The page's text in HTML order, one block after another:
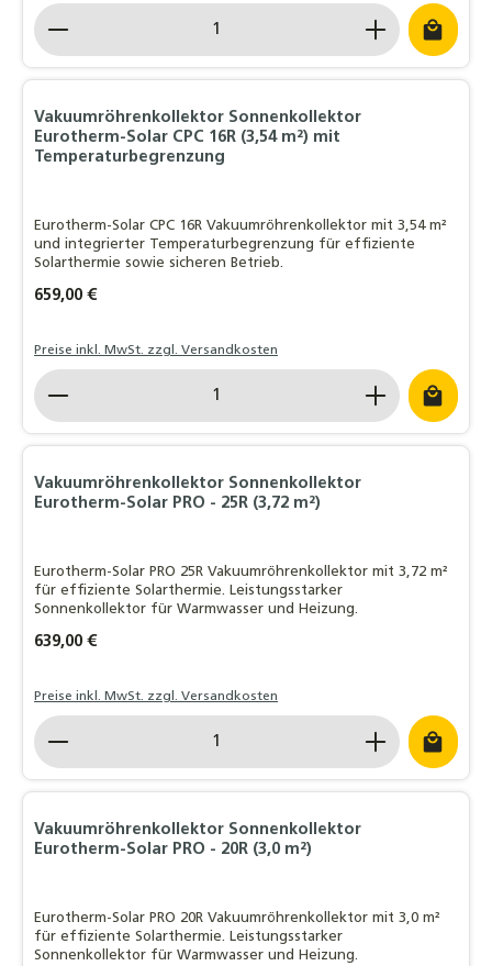
Produkt Anzahl: Gib den gewünschten Wert
Vakuumröhrenkollektor Sonnenkollektor
Eurotherm-Solar CPC 16R (3,54 m²) mit
Temperaturbegrenzung
Eurotherm-Solar CPC 16R Vakuumröhrenkollektor mit 3,54 m²
und integrierter Temperaturbegrenzung für effiziente
Solarthermie sowie sicheren Betrieb.
Regulärer Preis:
659,00 €
Preise inkl. MwSt. zzgl. Versandkosten
Produkt Anzahl: Gib den gewünschten Wert
Vakuumröhrenkollektor Sonnenkollektor
Eurotherm-Solar PRO - 25R (3,72 m²)
Eurotherm-Solar PRO 25R Vakuumröhrenkollektor mit 3,72 m²
für effiziente Solarthermie. Leistungsstarker
Sonnenkollektor für Warmwasser und Heizung.
Regulärer Preis:
639,00 €
Preise inkl. MwSt. zzgl. Versandkosten
Produkt Anzahl: Gib den gewünschten Wert
Vakuumröhrenkollektor Sonnenkollektor
Eurotherm-Solar PRO - 20R (3,0 m²)
Eurotherm-Solar PRO 20R Vakuumröhrenkollektor mit 3,0 m²
für effiziente Solarthermie. Leistungsstarker
Sonnenkollektor für Warmwasser und Heizung.